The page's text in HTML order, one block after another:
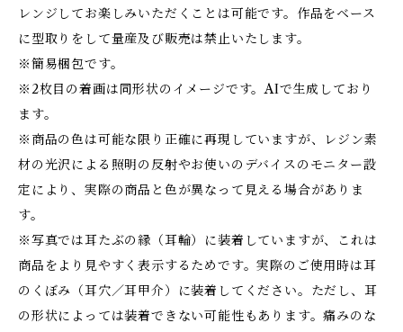
レンジしてお楽しみいただくことは可能です。作品をベース
に型取りをして量産及び販売は禁止いたします。
※簡易梱包です。
※2枚目の着画は同形状のイメージです。AIで生成しており
ます。
※商品の色は可能な限り正確に再現していますが、レジン素
材の光沢による照明の反射やお使いのデバイスのモニター設
定により、実際の商品と色が異なって見える場合がありま
す。
※写真では耳たぶの縁（耳輪）に装着していますが、これは
商品をより見やすく表示するためです。実際のご使用時は耳
のくぼみ（耳穴／耳甲介）に装着してください。ただし、耳
の形状によっては装着できない可能性もあります。痛みのな